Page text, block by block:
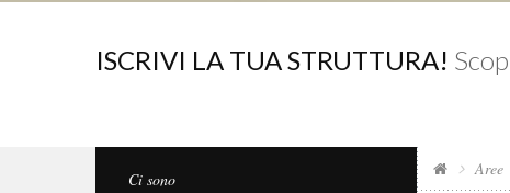
ISCRIVI LA TUA STRUTTURA!
Aree
Ci sono